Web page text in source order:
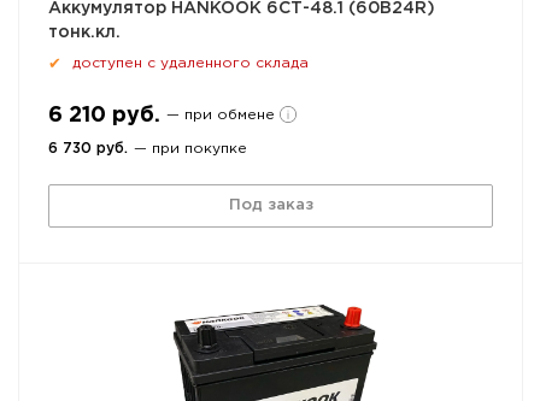
Аккумулятор HANKOOK 6СТ-48.1 (60B24R)
тонк.кл.
✔ доступен с удаленного склада
6 210 руб. — при обмене
6 730 руб. — при покупке
Под заказ